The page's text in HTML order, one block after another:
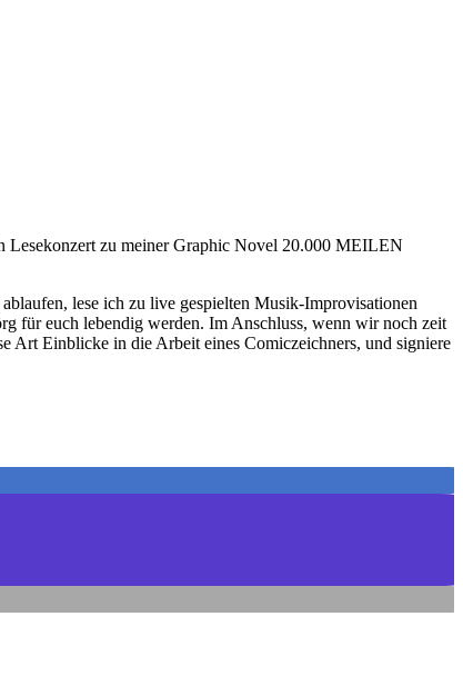
Lesekonzert zu meiner Graphic Novel 20.000 MEILEN
lese ich zu live gespielten Musik-Improvisationen
für euch lebendig werden. Im Anschluss, wenn wir noch zeit
Art Einblicke in die Arbeit eines Comiczeichners, und signiere